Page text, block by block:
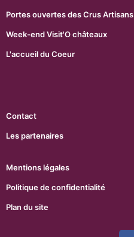
Portes ouvertes des Crus Artisans
Week-end Visit'O châteaux
L'accueil du Coeur
Contact
Les partenaires
Mentions légales
Politique de confidentialité
Plan du site